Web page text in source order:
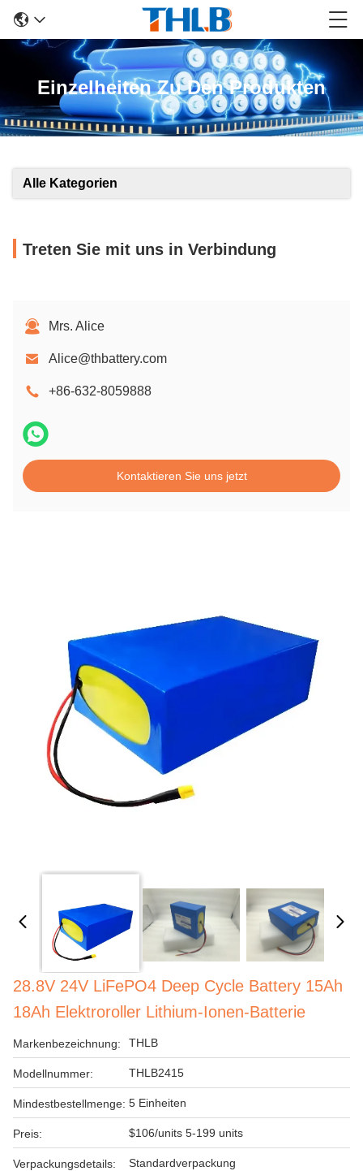
Einzelheiten Zu Den Produkten
Alle Kategorien
Treten Sie mit uns in Verbindung
Mrs. Alice
Alice@thbattery.com
+86-632-8059888
Kontaktieren Sie uns jetzt
28.8V 24V LiFePO4 Deep Cycle Battery 15Ah
18Ah Elektroroller Lithium-Ionen-Batterie
Markenbezeichnung: THLB
Modellnummer: THLB2415
Mindestbestellmenge: 5 Einheiten
Preis: $106/units 5-199 units
Verpackungsdetails: Standardverpackung